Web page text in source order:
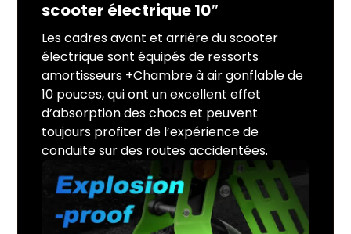
scooter électrique 10″
Les cadres avant et arrière du scooter
électrique sont équipés de ressorts
amortisseurs +Chambre à air gonflable de
10 pouces, qui ont un excellent effet
d’absorption des chocs et peuvent
toujours profiter de l’expérience de
conduite sur des routes accidentées.